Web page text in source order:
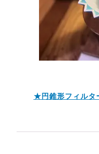
★円錐形フィルタ